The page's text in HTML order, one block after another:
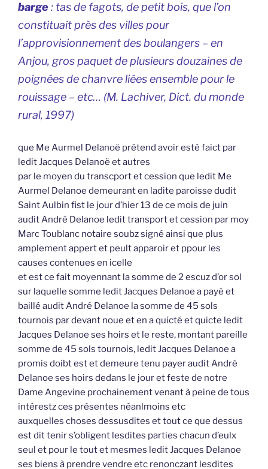
barge: tas de fagots, de petit bois, que l’on
constituait près des villes pour
l’approvisionnement des boulangers – en
Anjou, gros paquet de plusieurs douzaines de
poignées de chanvre liées ensemble pour le
rouissage – etc… (M. Lachiver, Dict. du monde
rural, 1997)
que Me Aurmel Delanoë prétend avoir esté faict par
ledit Jacques Delanoë et autres
par le moyen du transcport et cession que ledit Me
Aurmel Delanoe demeurant en ladite paroisse dudit
Saint Aulbin fist le jour d’hier 13 de ce mois de juin
audit André Delanoe ledit transport et cession par moy
Marc Toublanc notaire soubz signé ainsi que plus
amplement appert et peult apparoir et ppour les
causes contenues en icelle
et est ce fait moyennant la somme de 2 escuz d’or sol
sur laquelle somme ledit Jacques Delanoe a payé et
baillé audit André Delanoe la somme de 45 sols
tournois par devant noue et en a quicté et quicte ledit
Jacques Delanoe ses hoirs et le reste, montant pareille
somme de 45 sols tournois, ledit Jacques Delanoe a
promis doibt est et demeure tenu payer audit André
Delanoe ses hoirs dedans le jour et feste de notre
Dame Angevine prochainement venant à peine de tous
intérestz ces présentes néanlmoins etc
auxquelles choses dessusdites et tout ce que dessus
est dit tenir s’obligent lesdites parties chacun d’eulx
seul et pour le tout et mesmes ledit Jacques Delanoe
ses biens à prendre vendre etc renonczant lesdites